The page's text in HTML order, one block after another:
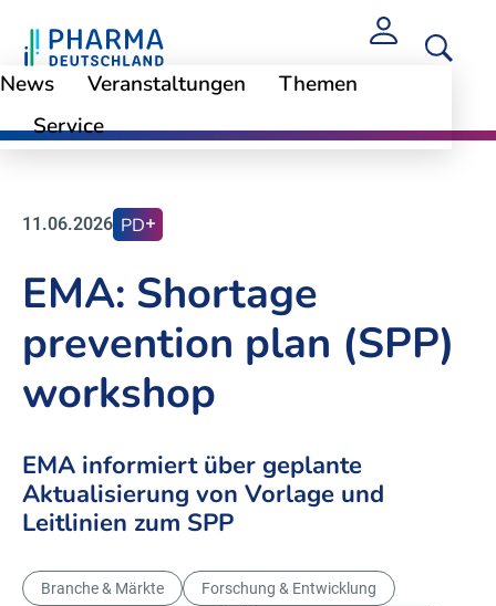
News Veranstaltungen
Themen
Service
News
11.06.2026 PD
EMA: Shortage
prevention plan (SPP)
workshop
EMA informiert über geplante
Aktualisierung von Vorlage und
Leitlinien zum SPP
Branche & Märkte
Forschung & Entwicklung